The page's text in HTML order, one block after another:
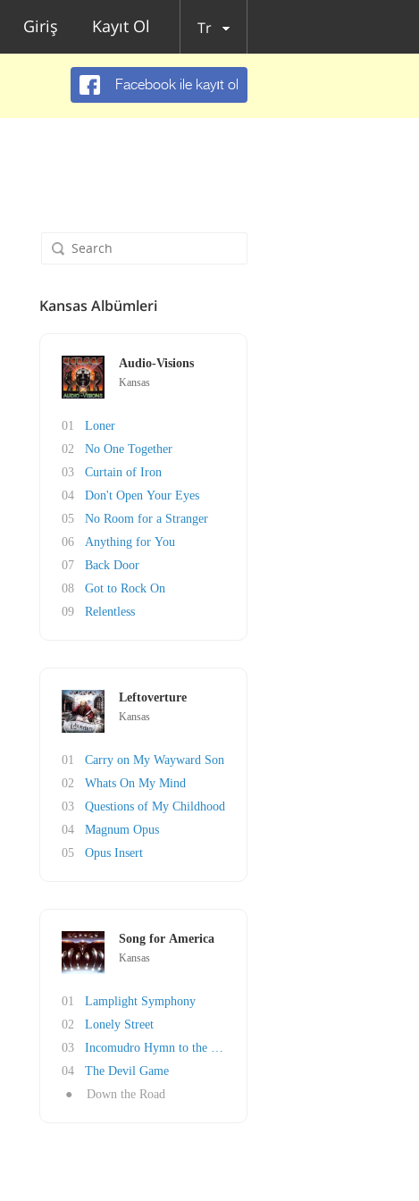
Giriş Kayıt Ol Tr
Facebook ile kayıt ol
Kansas Albümleri
Audio-Visions
Kansas
01
Loner
02
No One Together
03
Curtain of Iron
04
Don't Open Your Eyes
05
No Room for a Stranger
06
Anything for You
07
Back Door
08
Got to Rock On
09
Relentless
Leftoverture
Kansas
01
Carry on My Wayward Son
02
Whats On My Mind
03
Questions of My Childhood
04
Magnum Opus
05
Opus Insert
Song for America
Kansas
01
Lamplight Symphony
02
Lonely Street
03
Incomudro Hymn to the Atman
04
The Devil Game
●
Down the Road